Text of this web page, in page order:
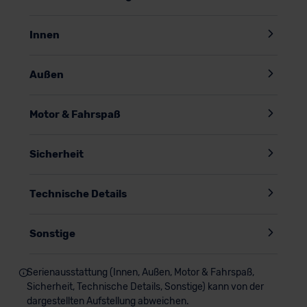
Fahrdynamikpaket DCC
hinten und dem kraftvollen
Line
und sichere Dir Deinen neuen Traumwagen bei uns.
CarCoachjederzeit zur Verfügung.
Interessierst Du dich für
Innen
Außen
Motor & Fahrspaß
Sicherheit
Technische Details
Sonstige
Serienausstattung (Innen, Außen, Motor & Fahrspaß,
Sicherheit, Technische Details, Sonstige) kann von der
dargestellten Aufstellung abweichen.